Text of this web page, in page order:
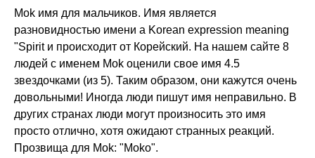
Mok имя для мальчиков. Имя является
разновидностью имени a Korean expression meaning
"Spirit и происходит от Корейский. На нашем сайте 8
людей с именем Mok оценили свое имя 4.5
звездочками (из 5). Таким образом, они кажутся очень
довольными! Иногда люди пишут имя неправильно. В
других странах люди могут произносить это имя
просто отлично, хотя ожидают странных реакций.
Прозвища для Mok: "Moko".